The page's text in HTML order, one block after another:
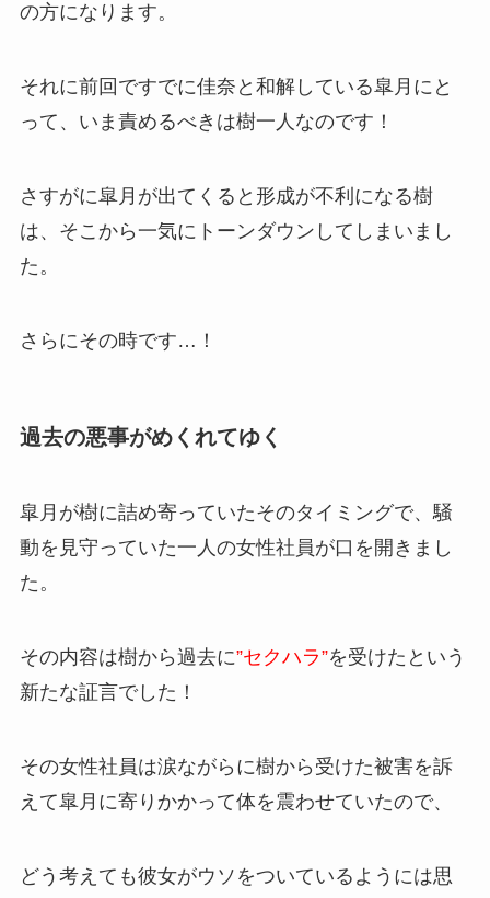
の方になります。
それに前回ですでに佳奈と和解している皐月にと
って、いま責めるべきは樹一人なのです！
さすがに皐月が出てくると形成が不利になる樹
は、そこから一気にトーンダウンしてしまいまし
た。
さらにその時です…！
過去の悪事がめくれてゆく
皐月が樹に詰め寄っていたそのタイミングで、騒
動を見守っていた一人の女性社員が口を開きまし
た。
その内容は樹から過去に”セクハラ”を受けたという
新たな証言でした！
その女性社員は涙ながらに樹から受けた被害を訴
えて皐月に寄りかかって体を震わせていたので、
どう考えても彼女がウソをついているようには思